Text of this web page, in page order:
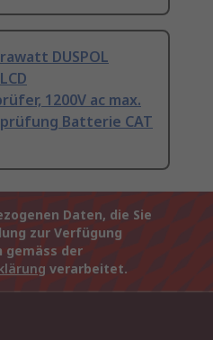
DUSPOL
1200V ac max.
Batterie CAT
Daten, die Sie
zur Verfügung
gemäss der
verarbeitet.